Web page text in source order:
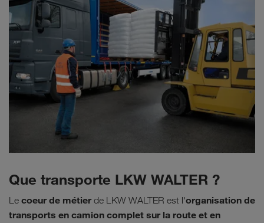
Que transporte LKW WALTER ?
Le coeur de métier de LKW WALTER est l'organisation de
transports en camion complet sur la route et en